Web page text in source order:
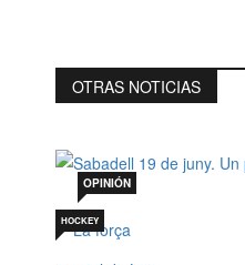
OTRAS NOTICIAS
Sabadell 19 de
OPINIÓN
HOCKEY